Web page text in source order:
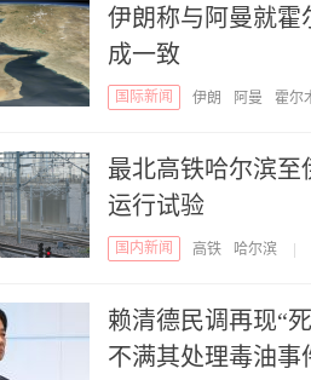
伊朗称与阿曼就霍
成一致
国际新闻 伊朗 阿曼 霍尔
最北高铁哈尔滨至
运行试验
国内新闻 高铁 哈尔滨
赖清德民调再现“
不满其处理毒油事